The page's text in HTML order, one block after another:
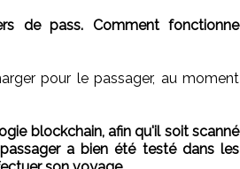
de pass. Comment fonctionne
pour le passager, au moment
blockchain, afin qu'il soit scanné
a bien été testé dans les